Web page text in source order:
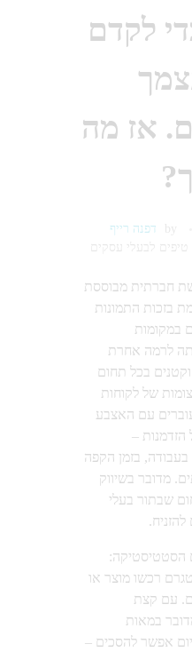
לקדם
אז מה
by
דפנה רייף
טיפים לבעלי עסקים
חברתית מבוססת
בזכות התמונות
במקומות
לרמה אחרת
וקטנים בכל תחום
של לקוחות
עם האצבע
–
בעבודה, בזמן הקפה
מדובר בשיווק
שבתור בעלי
הסטטיסטיקה:
רכשו מוצר או
עם קצת
במאות
אפשר להסכים –